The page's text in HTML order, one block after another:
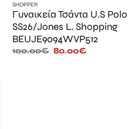
SHOPPER
Γυναικεία Τσάντα U.S Polo
SS26/Jones L. Shopping
BEUJE9094WVP512
100.00€ 80.00€